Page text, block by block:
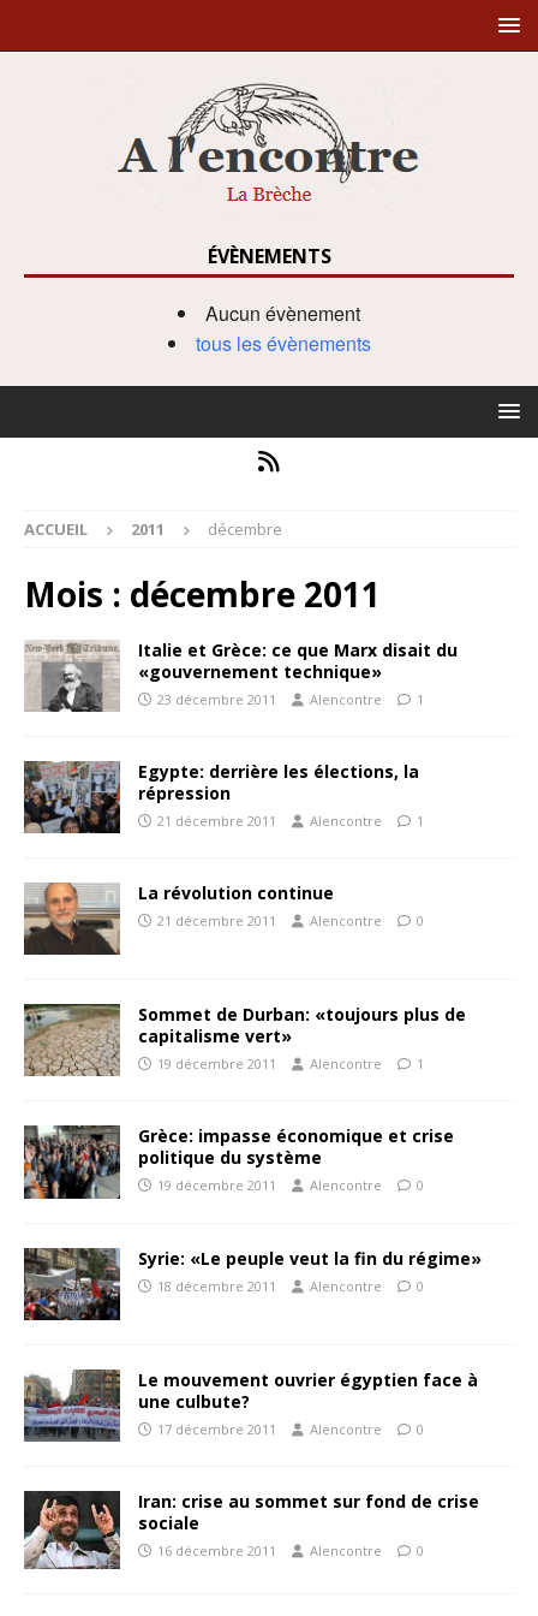
ÉVÈNEMENTS
Aucun évènement
tous les évènements
ACCUEIL 2011 décembre
Mois : décembre 2011
Italie et Grèce: ce que Marx disait du
«gouvernement technique»
23 décembre 2011 Alencontre 1
Egypte: derrière les élections, la
répression
21 décembre 2011 Alencontre 1
La révolution continue
21 décembre 2011 Alencontre 0
Sommet de Durban: «toujours plus de
capitalisme vert»
19 décembre 2011 Alencontre 1
Grèce: impasse économique et crise
politique du système
19 décembre 2011 Alencontre 0
Syrie: «Le peuple veut la fin du régime»
18 décembre 2011 Alencontre 0
Le mouvement ouvrier égyptien face à
une culbute?
17 décembre 2011 Alencontre 0
Iran: crise au sommet sur fond de crise
sociale
16 décembre 2011 Alencontre 0